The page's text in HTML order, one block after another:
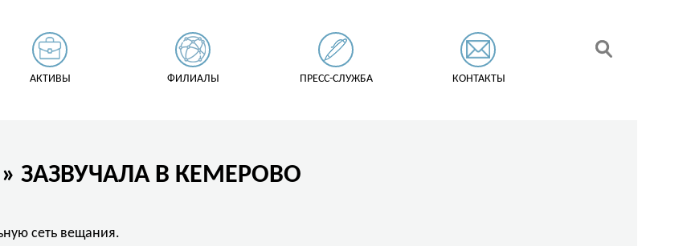
АКТИВЫ ФИЛИАЛЫ ПРЕСС-СЛУЖБА КОНТАКТЫ
ЗАЗВУЧАЛА В КЕМЕРОВО
сеть вещания.